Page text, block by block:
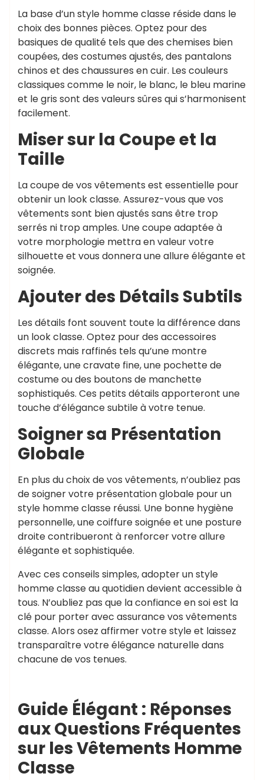
La base d’un style homme classe réside dans le
choix des bonnes pièces. Optez pour des
basiques de qualité tels que des chemises bien
coupées, des costumes ajustés, des pantalons
chinos et des chaussures en cuir. Les couleurs
classiques comme le noir, le blanc, le bleu marine
et le gris sont des valeurs sûres qui s’harmonisent
facilement.
Miser sur la Coupe et la
Taille
La coupe de vos vêtements est essentielle pour
obtenir un look classe. Assurez-vous que vos
vêtements sont bien ajustés sans être trop
serrés ni trop amples. Une coupe adaptée à
votre morphologie mettra en valeur votre
silhouette et vous donnera une allure élégante et
soignée.
Ajouter des Détails Subtils
Les détails font souvent toute la différence dans
un look classe. Optez pour des accessoires
discrets mais raffinés tels qu’une montre
élégante, une cravate fine, une pochette de
costume ou des boutons de manchette
sophistiqués. Ces petits détails apporteront une
touche d’élégance subtile à votre tenue.
Soigner sa Présentation
Globale
En plus du choix de vos vêtements, n’oubliez pas
de soigner votre présentation globale pour un
style homme classe réussi. Une bonne hygiène
personnelle, une coiffure soignée et une posture
droite contribueront à renforcer votre allure
élégante et sophistiquée.
Avec ces conseils simples, adopter un style
homme classe au quotidien devient accessible à
tous. N’oubliez pas que la confiance en soi est la
clé pour porter avec assurance vos vêtements
classe. Alors osez affirmer votre style et laissez
transparaître votre élégance naturelle dans
chacune de vos tenues.
Guide Élégant : Réponses
aux Questions Fréquentes
sur les Vêtements Homme
Classe